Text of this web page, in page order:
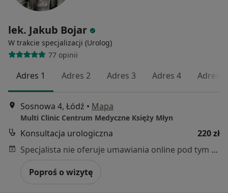
lek. Jakub Bojar
W trakcie specjalizacji (Urolog)
77 opinii
Adres 1 Adres 2 Adres 3 Adres 4 Adres 5
Sosnowa 4, Łódź • Mapa
Multi Clinic Centrum Medyczne Księży Młyn
Konsultacja urologiczna
220 zł
Specjalista nie oferuje umawiania online pod tym adresem.
Poproś o wizytę